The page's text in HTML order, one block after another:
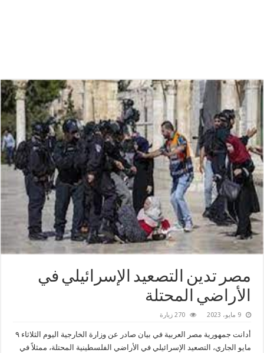
مصر تدين التصعيد الإسرائيلي في
الأراضي المحتلة
9 مايو، 2023 270 زيارة
­أدانت جمهورية مصر العربية في بيان صادر عن وزارة الخارجية اليوم الثلاثاء ٩
مايو الجاري، التصعيد الإسرائيلي في الأراضي الفلسطينية المحتلة، ممثلاً في